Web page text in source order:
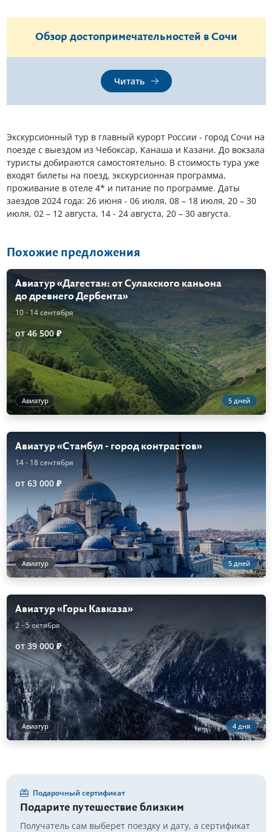
Обзор достопримечательностей в Сочи
Читать
Экскурсионный тур в главный курорт России - город Сочи на
поезде с выездом из Чебоксар, Канаша и Казани. До вокзала
туристы добираются самостоятельно. В стоимость тура уже
входят билеты на поезд, экскурсионная программа,
проживание в отеле 4* и питание по программе. Даты
заездов 2024 года: 26 июня - 06 июля, 08 – 18 июля, 20 – 30
июля, 02 – 12 августа, 14 - 24 августа, 20 – 30 августа.
Похожие предложения
Авиатур «Дагестан: от Сулакского каньона
до древнего Дербента»
10 - 14 сентября
от 46 500 ₽
Авиатур 5 дней
Авиатур «Стамбул - город контрастов»
14 - 18 сентября
от 63 000 ₽
Авиатур 5 дней
Авиатур «Горы Кавказа»
2 - 5 октября
от 39 000 ₽
Авиатур 4 дня
Подарочный сертификат
Подарите путешествие близким
Получатель сам выберет поездку и дату, а сертификат